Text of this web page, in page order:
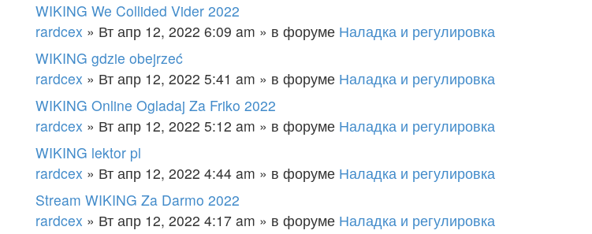
WIKING We Collided Vider 2022
rardcex » Вт апр 12, 2022 6:09 am » в форуме Наладка и регулировка
WIKING gdzie obejrzeć
rardcex » Вт апр 12, 2022 5:41 am » в форуме Наладка и регулировка
WIKING Online Ogladaj Za Friko 2022
rardcex » Вт апр 12, 2022 5:12 am » в форуме Наладка и регулировка
WIKING lektor pl
rardcex » Вт апр 12, 2022 4:44 am » в форуме Наладка и регулировка
Stream WIKING Za Darmo 2022
rardcex » Вт апр 12, 2022 4:17 am » в форуме Наладка и регулировка